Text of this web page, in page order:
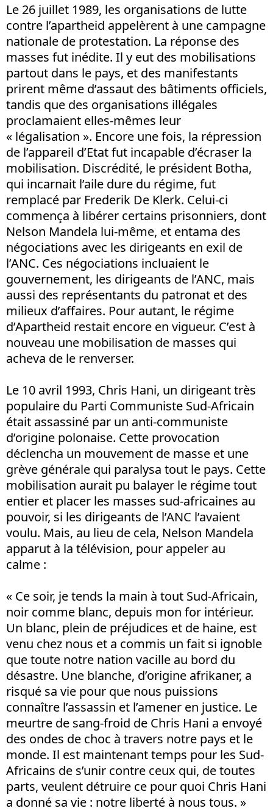
Le 26 juillet 1989, les organisations de lutte
contre l’apartheid appelèrent à une campagne
nationale de protestation. La réponse des
masses fut inédite. Il y eut des mobilisations
partout dans le pays, et des manifestants
prirent même d’assaut des bâtiments officiels,
tandis que des organisations illégales
proclamaient elles-mêmes leur
« légalisation ». Encore une fois, la répression
de l’appareil d’Etat fut incapable d’écraser la
mobilisation. Discrédité, le président Botha,
qui incarnait l’aile dure du régime, fut
remplacé par Frederik De Klerk. Celui-ci
commença à libérer certains prisonniers, dont
Nelson Mandela lui-même, et entama des
négociations avec les dirigeants en exil de
l’ANC. Ces négociations incluaient le
gouvernement, les dirigeants de l’ANC, mais
aussi des représentants du patronat et des
milieux d’affaires. Pour autant, le régime
d’Apartheid restait encore en vigueur. C’est à
nouveau une mobilisation de masses qui
acheva de le renverser.
Le 10 avril 1993, Chris Hani, un dirigeant très
populaire du Parti Communiste Sud-Africain
était assassiné par un anti-communiste
d’origine polonaise. Cette provocation
déclencha un mouvement de masse et une
grève générale qui paralysa tout le pays. Cette
mobilisation aurait pu balayer le régime tout
entier et placer les masses sud-africaines au
pouvoir, si les dirigeants de l’ANC l’avaient
voulu. Mais, au lieu de cela, Nelson Mandela
apparut à la télévision, pour appeler au
calme :
« Ce soir, je tends la main à tout Sud-Africain,
noir comme blanc, depuis mon for intérieur.
Un blanc, plein de préjudices et de haine, est
venu chez nous et a commis un fait si ignoble
que toute notre nation vacille au bord du
désastre. Une blanche, d’origine afrikaner, a
risqué sa vie pour que nous puissions
connaître l’assassin et l’amener en justice. Le
meurtre de sang-froid de Chris Hani a envoyé
des ondes de choc à travers notre pays et le
monde. Il est maintenant temps pour les Sud-
Africains de s’unir contre ceux qui, de toutes
parts, veulent détruire ce pour quoi Chris Hani
a donné sa vie : notre liberté à nous tous. »